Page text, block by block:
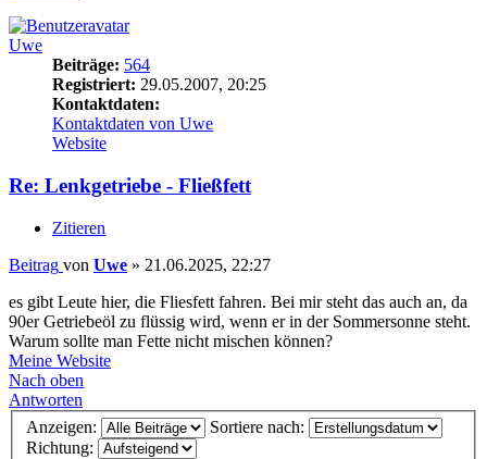
Uwe
Beiträge: 564
Registriert: 29.05.2007, 20:25
Kontaktdaten:
Kontaktdaten von Uwe
Website
Re: Lenkgetriebe - Fließfett
Zitieren
Beitrag von Uwe » 21.06.2025, 22:27
es gibt Leute hier, die Fliesfett fahren. Bei mir steht das auch an, da
90er Getriebeöl zu flüssig wird, wenn er in der Sommersonne steht.
Warum sollte man Fette nicht mischen können?
Meine Website
Nach oben
Antworten
Anzeigen:
Sortiere nach:
Richtung: